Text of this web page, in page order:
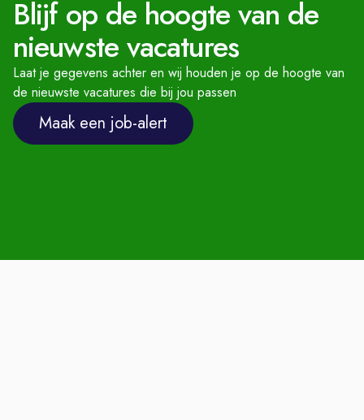
Zuid-Holland, Noord-Brabant en
Gelderland. In totaal werken wij op
44 vestigingen met ruim 870
enthousiaste collega’s en zorgen wij
er iedere dag voor dat onze klanten
tevreden zijn. Maar liefst 20
bedrijven maken onderdeel uit van
Sluit je aan bij een groeiend en
Blijf op de hoogte van de
nieuwste vacatures
Laat je gegevens achter en wij houden je op de hoogte van
de nieuwste vacatures die bij jou passen
Maak een job-alert